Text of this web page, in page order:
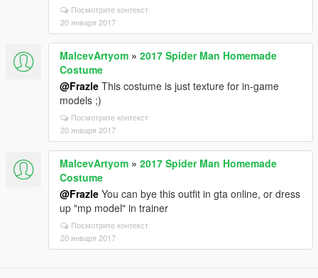
Посмотрите контекст
20 января 2017
MalcevArtyom » 2017 Spider Man Homemade
Costume
@Frazle This costume is just texture for in-game
models ;)
Посмотрите контекст
20 января 2017
MalcevArtyom » 2017 Spider Man Homemade
Costume
@Frazle You can bye this outfit in gta online, or dress
up "mp model" in trainer
Посмотрите контекст
20 января 2017